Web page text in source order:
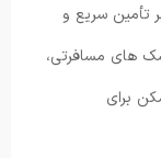
تأمین سریع و
های مسافرتی،
برای